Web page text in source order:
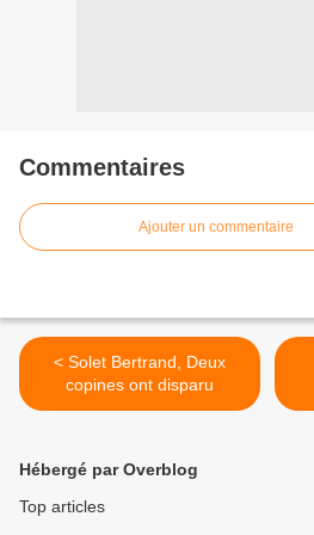
Commentaires
Ajouter un commentaire
< Solet Bertrand, Deux
copines ont disparu
Hébergé par Overblog
Top articles